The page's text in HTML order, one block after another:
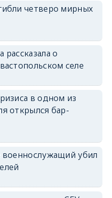
erid: 2SDnjdPjgYS
erid: 2SDnjdvhGXG
четверо мирных
о
селе
в одном из
открылся бар-
военнослужащий убил